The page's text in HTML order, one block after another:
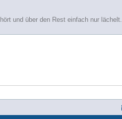
und über den Rest einfach nur lächelt.